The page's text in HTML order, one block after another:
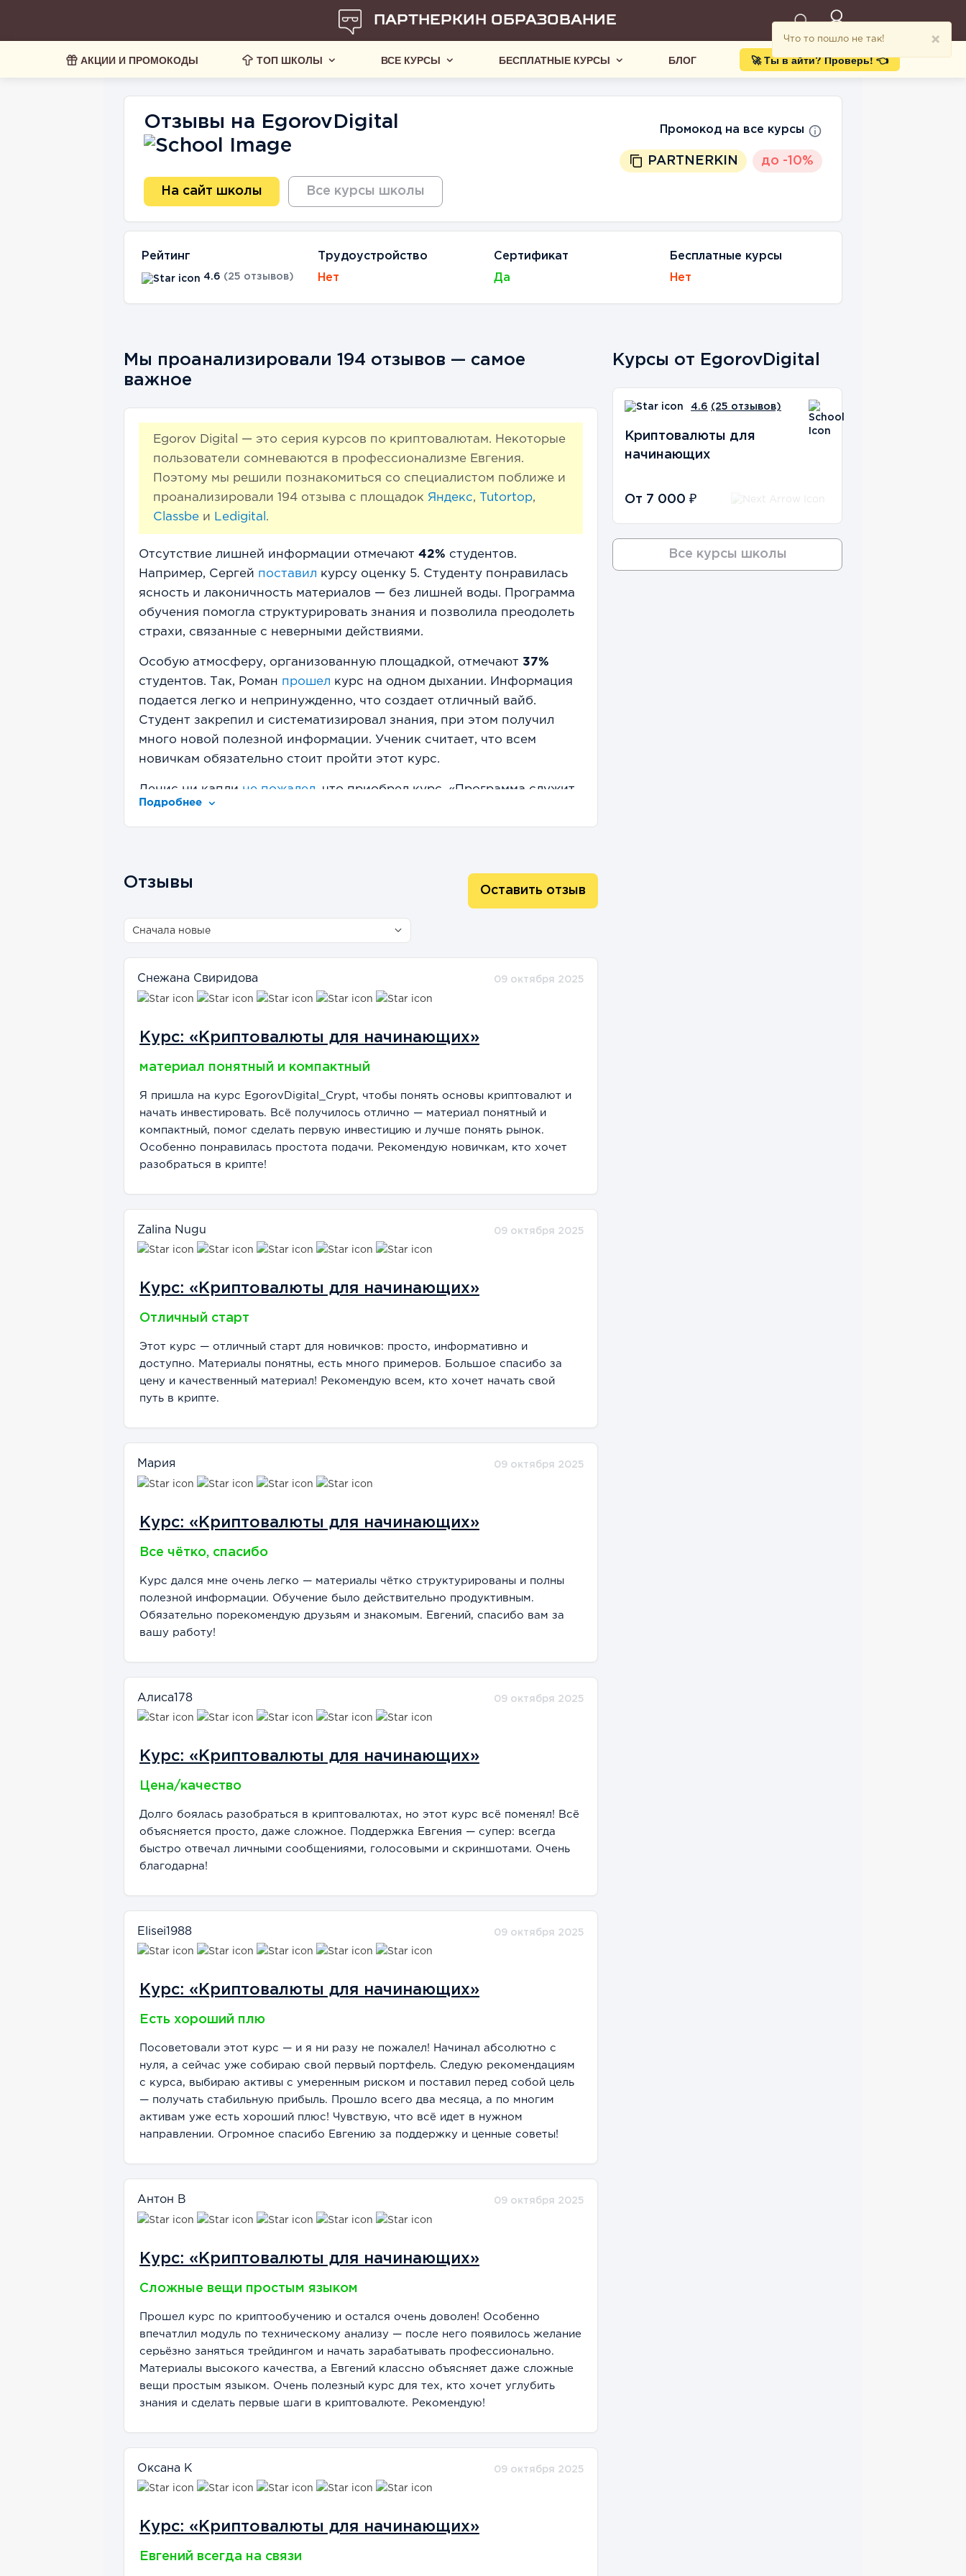
ПАРТНЕРКИН ОБРАЗОВАНИЕ
АКЦИИ И ПРОМОКОДЫ ТОП ШКОЛЫ ВСЕ КУРСЫ БЕСПЛАТНЫЕ КУРСЫ БЛОГ 🚀 Ты в айти? Проверь! 👈
Отзывы на EgorovDigital
На сайт школы Все курсы школы
Промокод на все курсы
PARTNERKIN до -10%
Рейтинг
4.6 (25 отзывов)
Трудоустройство
Нет
Сертификат
Да
Бесплатные курсы
Нет
Мы проанализировали 194 отзывов — самое
важное
Egorov Digital — это серия курсов по криптовалютам. Некоторые
пользователи сомневаются в профессионализме Евгения.
Поэтому мы решили познакомиться со специалистом поближе и
проанализировали
194 отзыва с площадок Яндекс, Tutortop,
Classbe и Ledigital .
Отсутствие лишней информации отмечают 42% студентов.
Например, Сергей поставил курсу оценку 5. Студенту понравилась
ясность и лаконичность материалов — без лишней воды. Программа
обучения помогла структурировать знания и позволила преодолеть
страхи, связанные с неверными действиями.
Особую атмосферу, организованную площадкой, отмечают 37%
студентов. Так, Роман прошел курс на одном дыхании. Информация
подается легко и непринужденно, что создает отличный вайб.
Студент закрепил и систематизировал знания, при этом получил
много новой полезной информации. Ученик считает, что всем
новичкам обязательно стоит пройти этот курс.
Денис ни капли не пожалел , что приобрел курс. «Программа служит
фундаментом для дальнейшего развития и понимания в
инвестировании». Студент также дополнительно подчеркнул крутое
Также встречаются и менее восторженные отзывы, кто-то считает,
что создателям площадки еще предстоит организационная работа,
— таких около21%от общего числа.
криптовалют в реальной жизни. Некоторые моменты остались
невыясненными, а в чате не всегда получалось найти ответы. Курс
потребуется искать дополнительные ресурсы.
Подробнее
Отзывы Оставить отзыв
Снежана Свиридова 09 октября 2025
Курс: «Криптовалюты для начинающих»
материал понятный и компактный
Я пришла на курс EgorovDigital_Crypt, чтобы понять основы криптовалют и
начать инвестировать. Всё получилось отлично — материал понятный и
компактный, помог сделать первую инвестицию и лучше понять рынок.
Особенно понравилась простота подачи. Рекомендую новичкам, кто хочет
разобраться в крипте!
Zalina Nugu 09 октября 2025
Курс: «Криптовалюты для начинающих»
Отличный старт
Этот курс — отличный старт для новичков: просто, информативно и
доступно. Материалы понятны, есть много примеров. Большое спасибо за
цену и качественный материал! Рекомендую всем, кто хочет начать свой
путь в крипте.
Мария 09 октября 2025
Курс: «Криптовалюты для начинающих»
Все чётко, спасибо
Курс дался мне очень легко — материалы чётко структурированы и полны
полезной информации. Обучение было действительно продуктивным.
Обязательно порекомендую друзьям и знакомым. Евгений, спасибо вам за
вашу работу!
Алиса178 09 октября 2025
Курс: «Криптовалюты для начинающих»
Цена/качество
Долго боялась разобраться в криптовалютах, но этот курс всё поменял! Всё
объясняется просто, даже сложное. Поддержка Евгения — супер: всегда
быстро отвечал личными сообщениями, голосовыми и скриншотами. Очень
благодарна!
Elisei1988 09 октября 2025
Курс: «Криптовалюты для начинающих»
Есть хороший плю
Посоветовали этот курс — и я ни разу не пожалел! Начинал абсолютно с
нуля, а сейчас уже собираю свой первый портфель. Следую рекомендациям
с курса, выбираю активы с умеренным риском и поставил перед собой цель
— получать стабильную прибыль. Прошло всего два месяца, а по многим
активам уже есть хороший плюс! Чувствую, что всё идет в нужном
направлении. Огромное спасибо Евгению за поддержку и ценные советы!
Антон В 09 октября 2025
Курс: «Криптовалюты для начинающих»
Сложные вещи простым языком
Прошел курс по криптообучению и остался очень доволен! Особенно
впечатлил модуль по техническому анализу — после него появилось желание
серьёзно заняться трейдингом и начать зарабатывать профессионально.
Материалы высокого качества, а Евгений классно объясняет даже сложные
вещи простым языком. Очень полезный курс для тех, кто хочет углубить
знания и сделать первые шаги в криптовалюте. Рекомендую!
Оксана К 09 октября 2025
Курс: «Криптовалюты для начинающих»
Евгений всегда на связи
Курсы от EgorovDigital
4.6 (25 отзывов)
Криптовалюты для
начинающих
От 7 000 ₽
Все курсы школы
×
Что то пошло не так!